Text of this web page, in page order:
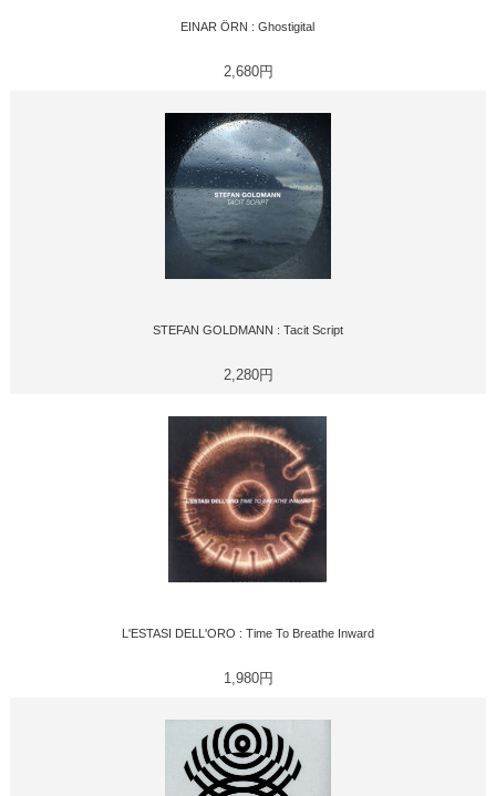
EINAR ÖRN : Ghostigital
2,680円
STEFAN GOLDMANN : Tacit Script
2,280円
L'ESTASI DELL'ORO : Time To Breathe Inward
1,980円